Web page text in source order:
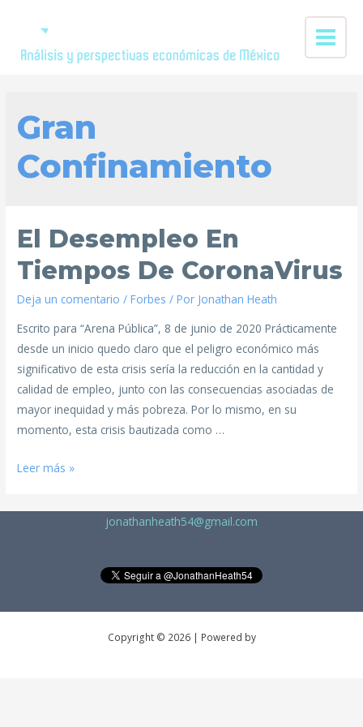
Gran
Confinamiento
El Desempleo En
Tiempos De CoronaVirus
Deja un comentario /Forbes / Por Jonathan Heath
Escrito para “Arena Pública”, 8 de junio de 2020 Prácticamente
desde un inicio quedo claro que el peligro económico más
significativo de esta crisis sería la reducción en la cantidad y
calidad de empleo, junto con las consecuencias asociadas de
mayor inequidad y más pobreza. Por lo mismo, en su
momento, esta crisis bautizada como …
Leer más »
jonathanheath54@gmail.com
Copyright © 2026 | Powered by